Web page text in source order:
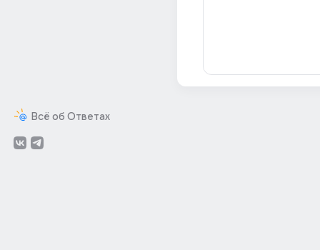
Всё об Ответах